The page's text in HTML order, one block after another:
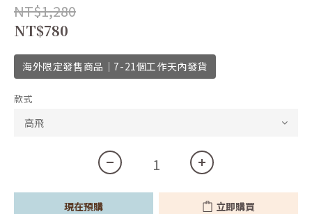
NT$1,280
NT$780
海外限定發售商品｜7-21個工作天內發貨
款式
現在預購 立即購買